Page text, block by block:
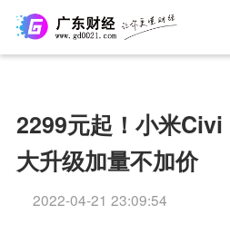
2299元起！小米
大升级加量不加价
2022-04-21 23:09:54